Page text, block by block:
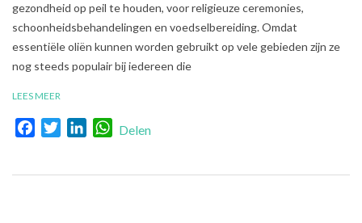
gezondheid op peil te houden, voor religieuze ceremonies,
schoonheidsbehandelingen en voedselbereiding. Omdat
essentiële oliën kunnen worden gebruikt op vele gebieden zijn ze
nog steeds populair bij iedereen die
LEES MEER
FacebookTwitterLinkedInWhatsApp
Delen